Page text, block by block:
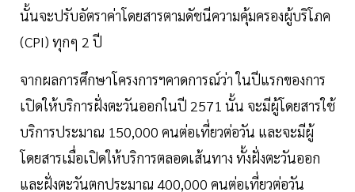
นั้นจะปรับอัตราค่าโดยสารตามดัชนีความคุ้มครองผู้บริโภค
(CPI) ทุกๆ 2 ปี
จากผลการศึกษาโครงการฯคาดการณ์ว่า ในปีแรกของการ
เปิดให้บริการฝั่งตะวันออกในปี 2571 นั้น จะมีผู้โดยสารใช้
บริการประมาณ 150,000 คนต่อเที่ยวต่อวัน และจะมีผู้
โดยสารเมื่อเปิดให้บริการตลอดเส้นทาง ทั้งฝั่งตะวันออก
และฝั่งตะวันตกประมาณ 400,000 คนต่อเที่ยวต่อวัน